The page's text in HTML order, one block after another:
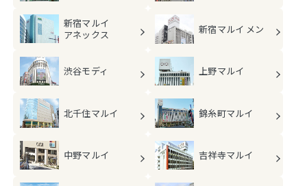
新宿マルイ
アネックス
新宿マルイ メン
渋谷モディ 上野マルイ
北千住マルイ 錦糸町マルイ
中野マルイ 吉祥寺マルイ